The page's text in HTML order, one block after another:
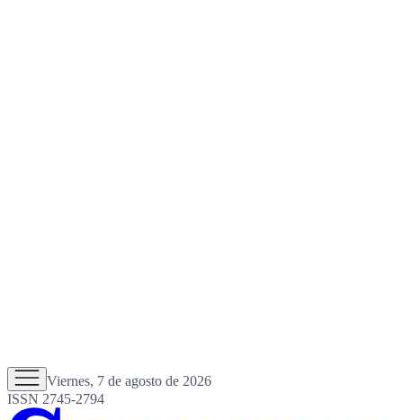
Viernes, 7 de agosto de 2026
ISSN 2745-2794